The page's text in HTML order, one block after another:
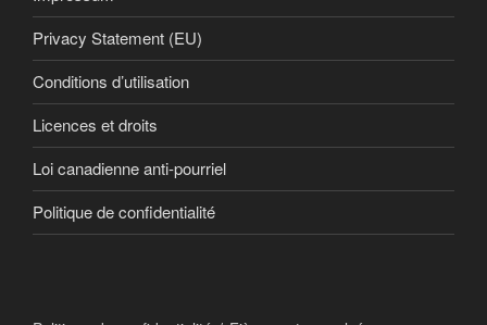
Privacy Statement (EU)
Conditions d’utilisation
Licences et droits
Loi canadienne anti-pourriel
Politique de confidentialité